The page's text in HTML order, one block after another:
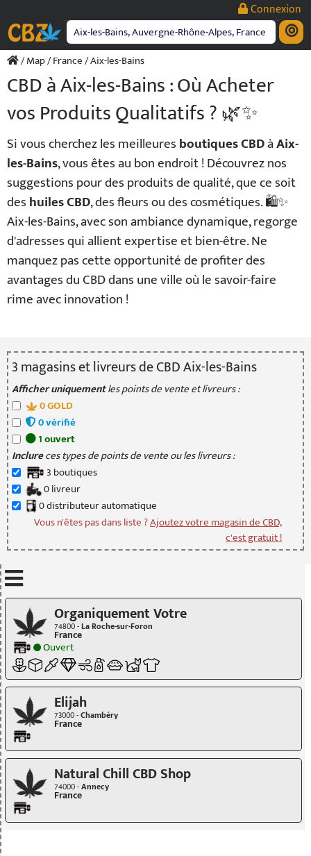
contenu
Connexion
/Map/France/ Aix-les-Bains
CBD à Aix-les-Bains : Où Acheter
vos Produits Qualitatifs ? 🌿✨
Si vous cherchez les meilleuresboutiques CBDàAix-
les-Bains, vous êtes au bon endroit ! Découvrez nos
suggestions pour des produits de qualité, que ce soit
deshuiles CBD, des fleurs ou des cosmétiques. 🛍️✨
Aix-les-Bains, avec son ambiance dynamique, regorge
d'adresses qui allient expertise et bien-être. Ne
manquez pas cette opportunité de profiter des
avantages du CBD dans une ville où le savoir-faire
rime avec innovation !
3magasinset livreursde CBD Aix-les-Bains
Afficher uniquementles points de vente et livreurs :
0GOLD
0vérifié
1ouvert
Inclureces types de points de vente ou les livreurs :
3 boutiques
0livreur
0distributeurautomatique
Vous n'êtes pas dans liste ?Ajoutez votre magasin de CBD,
c'est gratuit !
Organiquement Votre
74800 -La Roche-sur-Foron
France
Ouvert
Elijah
73000 -Chambéry
France
Natural Chill CBD Shop
74000 -Annecy
France